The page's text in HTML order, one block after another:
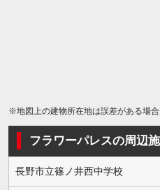
※地図上の建物所在地は誤差がある場
フラワーパレスの周辺
長野市立篠ノ井西中学校